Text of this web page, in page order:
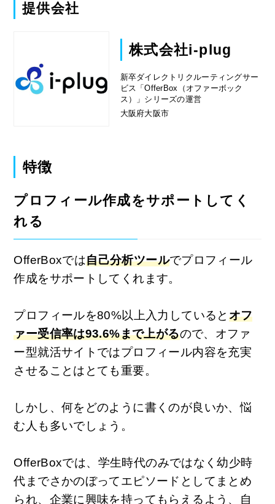
提供会社
株式会社i-plug
新卒ダイレクトリクルーティングサー
ビス「OfferBox（オファーボック
ス）」シリーズの運営
大阪府大阪市
特徴
プロフィール作成をサポートしてく
れる
OfferBoxでは自己分析ツールでプロフィール
作成をサポートしてくれます。
プロフィールを80%以上入力していると オフ
ァー受信率は93.6%まで上がるので、オファ
ー型就活サイトではプロフィール内容を充実
させることはとても重要。
しかし、何をどのように書くのが良いか、悩
む人も多いでしょう。
OfferBoxでは、学生時代のみではなく幼少時
代までさかのぼってエピソードとしてまとめ
られ、企業に興味を持ってもらえるよう、自